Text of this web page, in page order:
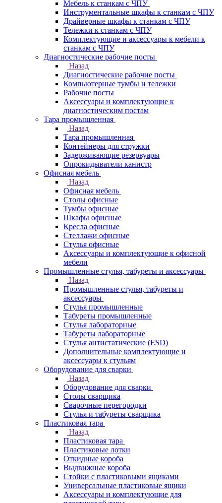
Мебель к станкам с ЧПУ
Инструментальные шкафы к станкам с ЧПУ
Драйверные шкафы к станкам с ЧПУ
Тележки к станкам с ЧПУ
Комплектующие и аксессуары к мебели к
станкам с ЧПУ
Диагностические рабочие посты
Назад
Диагностические рабочие посты
Компьютерные тумбы и тележки
Рабочие посты
Аксессуары и комплектующие к
диагностическим постам
Тара промышленная
Назад
Тара промышленная
Контейнеры для стружки
Задерживающие резервуары
Опрокидыватели канистр
Офисная мебель
Назад
Офисная мебель
Столы офисные
Тумбы офисные
Шкафы офисные
Кресла офисные
Стеллажи офисные
Стулья офисные
Аксессуары и комплектующие к офисной
мебели
Промышленные стулья, табуреты и аксессуары
Назад
Промышленные стулья, табуреты и
аксессуары
Стулья промышленные
Табуреты промышленные
Стулья лабораторные
Табуреты лабораторные
Стулья антистатические (ESD)
Дополнительные комплектующие и
аксессуары к стульям
Оборудование для сварки
Назад
Оборудование для сварки
Столы сварщика
Сварочные перегородки
Стулья и табуреты сварщика
Пластиковая тара
Назад
Пластиковая тара
Пластиковые лотки
Откидные короба
Выдвижные короба
Стойки с пластиковыми ящиками
Универсальные пластиковые ящики
Аксессуары и комплектующие для